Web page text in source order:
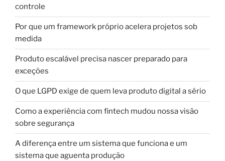
controle
Por que um framework próprio acelera projetos sob
medida
Produto escalável precisa nascer preparado para
exceções
O que LGPD exige de quem leva produto digital a sério
Como a experiência com fintech mudou nossa visão
sobre segurança
A diferença entre um sistema que funciona e um
sistema que aguenta produção